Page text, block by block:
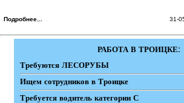
Подробнее... 31-
РАБОТА В ТРОИЦКЕ:
Требуются ЛЕСОРУБЫ
Ищем сотрудников в Троицке
Требуется водитель категории С